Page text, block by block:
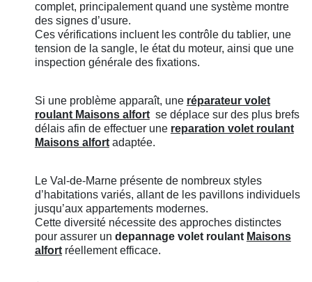
complet, principalement quand une système montre
des signes d’usure.
Ces vérifications incluent les contrôle du tablier, une
tension de la sangle, le état du moteur, ainsi que une
inspection générale des fixations.
Si une problème apparaît, une réparateur volet
roulant Maisons alfort se déplace sur des plus brefs
délais afin de effectuer une reparation volet roulant
Maisons alfort adaptée.
Le Val-de-Marne présente de nombreux styles
d’habitations variés, allant de les pavillons individuels
jusqu’aux appartements modernes.
Cette diversité nécessite des approches distinctes
pour assurer un depannage volet roulant Maisons
alfort réellement efficace.